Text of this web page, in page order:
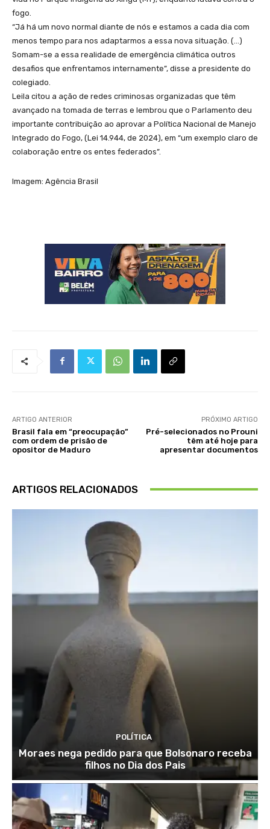
fogo.
“Já há um novo normal diante de nós e estamos a cada dia com
menos tempo para nos adaptarmos a essa nova situação. (…)
Somam-se a essa realidade de emergência climática outros
desafios que enfrentamos internamente”, disse a presidente do
colegiado.
Leila citou a ação de redes criminosas organizadas que têm
avançado na tomada de terras e lembrou que o Parlamento deu
importante contribuição ao aprovar a Política Nacional de Manejo
Integrado do Fogo, (Lei 14.944, de 2024), em “um exemplo claro de
colaboração entre os entes federados”.
Imagem: Agência Brasil
ARTIGO ANTERIOR
Brasil fala em “preocupação”
com ordem de prisão de
opositor de Maduro
PRÓXIMO ARTIGO
Pré-selecionados no Prouni
têm até hoje para
apresentar documentos
ARTIGOS RELACIONADOS
POLÍTICA
Moraes nega pedido para que Bolsonaro receba
filhos no Dia dos Pais